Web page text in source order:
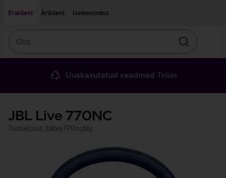
Eraklient
Äriklient Iseteenindus
Otsin
Uuskasutatud seadmed Telias
JBL Live 770NC
Tootekood: jbllive770ncblu